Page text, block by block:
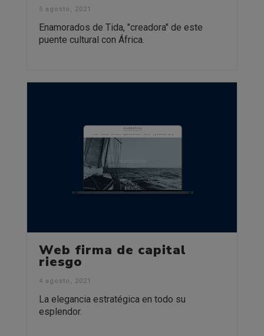
5 agosto, 2021
Enamorados de Tida, "creadora" de este
puente cultural con África.
Web firma de capital
riesgo
4 agosto, 2021
La elegancia estratégica en todo su
esplendor.